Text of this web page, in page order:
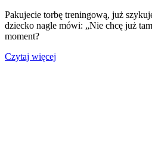
Pakujecie torbę treningową, już
dziecko nagle mówi: „Nie chcę już
moment?
Czytaj więcej